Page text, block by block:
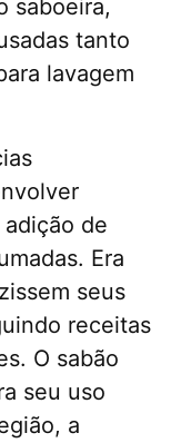
saboeira,
tanto
lavagem
de
Era
seus
receitas
O sabão
seu uso
a